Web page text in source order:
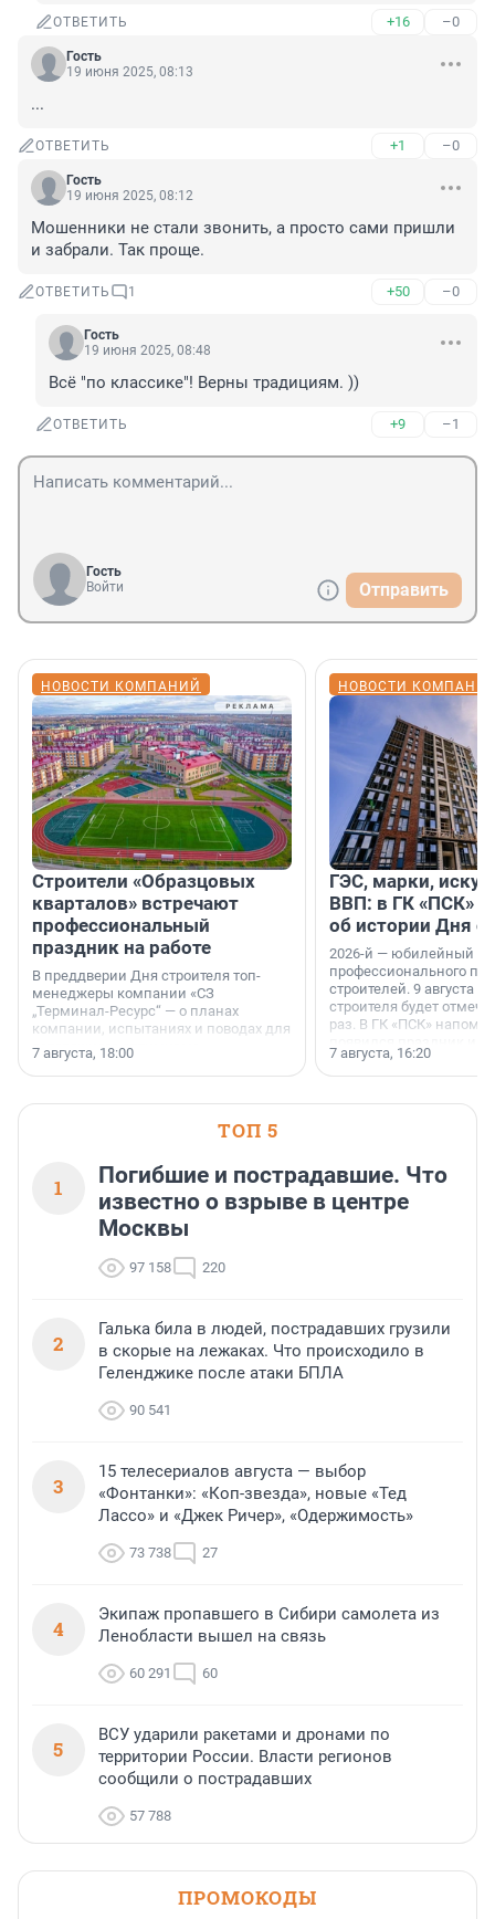
ОТВЕТИТЬ +16 –0
Гость
19 июня 2025, 08:13
...
ОТВЕТИТЬ +1 –0
Гость
19 июня 2025, 08:12
Мошенники не стали звонить, а просто сами пришли
и забрали. Так проще.
ОТВЕТИТЬ 1 +50 –0
Гость
19 июня 2025, 08:48
Всё "по классике"! Верны традициям. ))
ОТВЕТИТЬ +9 –1
Гость
Войти
Отправить
НОВОСТИ КОМПАНИЙ
Строители «Образцовых
кварталов» встречают
профессиональный
праздник на работе
В преддверии Дня строителя топ-
менеджеры компании «СЗ
„Терминал-Ресурс“ — о планах
компании, испытаниях и поводах для
осторожного оптимизма.
7 августа, 18:00
НОВОСТИ
ГЭС, марки,
ВВП: в ГК «ПСК»
об истории Дня
2026-й — юбилейный
профессионального
строителей. 9 августа
строителя будет
раз. В ГК «ПСК»
поменялась роль
7 августа, 16:20
ТОП 5
1
Погибшие и пострадавшие. Что
известно о взрыве в центре
Москвы
97 158 220
2
Галька била в людей, пострадавших грузили
в скорые на лежаках. Что происходило в
Геленджике после атаки БПЛА
90 541
3
15 телесериалов августа — выбор
«Фонтанки»: «Коп-звезда», новые «Тед
Лассо» и «Джек Ричер», «Одержимость»
73 738 27
4
Экипаж пропавшего в Сибири самолета из
Ленобласти вышел на связь
60 291 60
5
ВСУ ударили ракетами и дронами по
территории России. Власти регионов
сообщили о пострадавших
57 788
ПРОМОКОДЫ